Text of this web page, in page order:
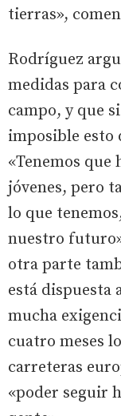
tierras»,
Rodríguez
medidas para
campo, y que
imposible esto
«Tenemos
jóvenes, pero
lo que
nuestro
otra parte
está dispuesta
mucha
cuatro meses
carreteras
«poder seguir